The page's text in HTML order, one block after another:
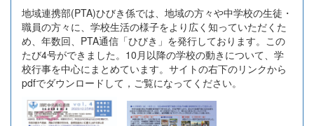
地域連携部(PTA)ひびき係では、地域の方々や中学校の生徒・
職員の方々に、学校生活の様子をより広く知っていただくた
め、年数回、PTA通信「ひびき」を発行しております。この
たび4号ができました。10月以降の学校の動きについて、学
校行事を中心にまとめています。サイトの右下のリンクから
pdfでダウンロードして，ご覧になってください。